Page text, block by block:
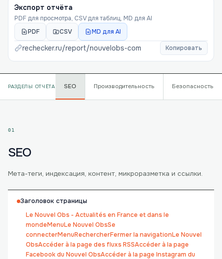
Экспорт отчёта
PDF для просмотра, CSV для таблиц, MD для AI
PDF
CSV MD для AI
rechecker.ru/report/nouvelobs-com Копировать
РАЗДЕЛЫ ОТЧЁТА SEO Производительность Безопасность
01
SEO
Мета-теги, индексация, контент, микроразметка и ссылки.
Заголовок страницы
Le Nouvel Obs - Actualités en France et dans le
mondeMenuLe Nouvel ObsSe
connecterMenuRechercherFermer la navigationLe Nouvel
ObsAccéder à la page des fluxs RSSAccéder à la page
Facebook du Nouvel ObsAccéder à la page Instagram du